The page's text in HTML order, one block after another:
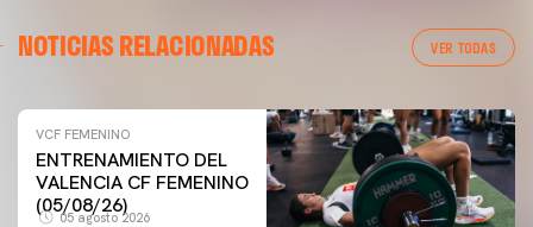
NOTICIAS RELACIONADAS VER TODAS
VCF FEMENINO
ENTRENAMIENTO DEL
VALENCIA CF FEMENINO
(05/08/26)
05 agosto 2026
VCF FEMENINO
ENTRENAMIENTO DEL VALENCIA CF FEMENINO
(04/08/26)